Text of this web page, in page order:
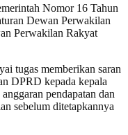
Nomor 16 Tahun
Dewan Perwakilan
Perwakilan Rakyat
tugas memberikan saran
DPRD kepada kepala
pendapatan dan
sebelum ditetapkannya